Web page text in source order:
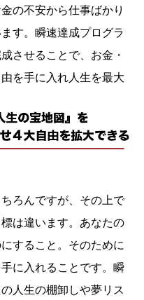
の不安から仕事ばかり
す。瞬速達成プログラ
させることで、お金・
を手に入れ人生を最大
ろんですが、その上で
は違います。あなたの
すること。そのために
に入れることです。瞬
人生の棚卸しや夢リス